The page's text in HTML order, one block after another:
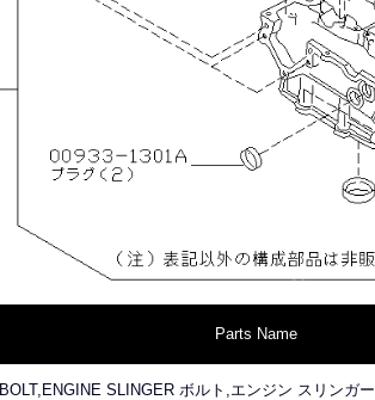
Parts Name
BOLT,ENGINE SLINGER ボルト,エンジン スリンガー